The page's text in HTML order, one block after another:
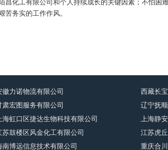
昌化工有限公司和个人持续成长的关键因素；不怕
苦务实的工作作风。
徽力诺物流有限公司
西藏长
肃宏图服务有限公司
辽宁抚
海虹口区捷达生物科技有限公司
上海静
苏鼓楼区风金化工有限公司
江苏虎
南博远信息技术有限公司 重庆合